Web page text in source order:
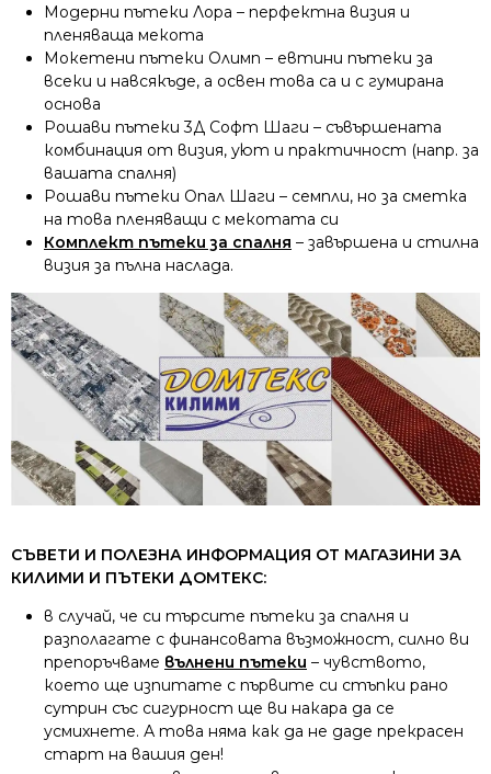
Модерни пътеки Лора – перфектна визия и
пленяваща мекота
Мокетени пътеки Олимп – евтини пътеки за
всеки и навсякъде, а освен това са и с гумирана
основа
Рошави пътеки 3Д Софт Шаги – съвършената
комбинация от визия, уют и практичност (напр. за
вашата спалня)
Рошави пътеки Опал Шаги – семпли, но за сметка
на това пленяващи с мекотата си
Комплект пътеки за спалня – завършена и стилна
визия за пълна наслада.
СЪВЕТИ И ПОЛЕЗНА ИНФОРМАЦИЯ ОТ МАГАЗИНИ ЗА
КИЛИМИ И ПЪТЕКИ ДОМТЕКС:
в случай, че си търсите пътеки за спалня и
разполагате с финансовата възможност, силно ви
препоръчваме вълнени пътеки – чувството,
което ще изпитате с първите си стъпки рано
сутрин със сигурност ще ви накара да се
усмихнете. А това няма как да не даде прекрасен
старт на вашия ден!